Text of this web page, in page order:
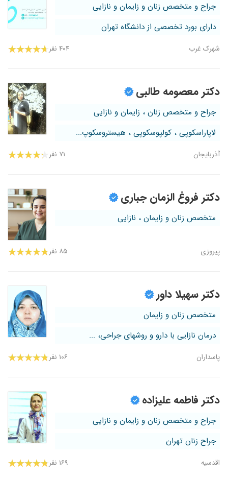
جراح و متخصص زنان و زایمان و نازایی
دارای بورد تخصصی از دانشگاه تهران
شهرک غرب ۴۰۴ نفر
دکتر معصومه طالبی
جراح و متخصص زنان ، زایمان و نازایی
لاپاراسکوپی ، کولپوسکوپی ، هیستروسکوپ...
آذربایجان ۷۱ نفر
دکتر فروغ الزمان جباری
متخصص زنان و زایمان ، نازایی
پیروزی ۸۵ نفر
دکتر سهیلا داور
متخصص زنان و زایمان
درمان نازایی با دارو و روشهای جراحی، ...
پاسداران ۱۰۶ نفر
دکتر فاطمه علیزاده
جراح و متخصص زنان و زایمان و نازایی
جراح زنان تهران
اقدسیه ۱۶۹ نفر